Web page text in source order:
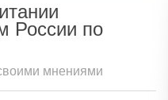
России по
мнениями